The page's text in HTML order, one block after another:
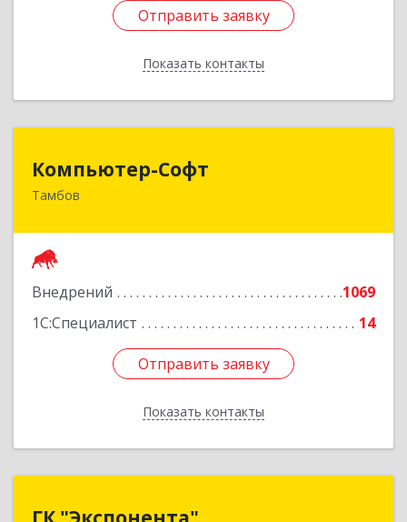
Отправить заявку
Показать контакты
Отправить заявку
Назад
Компьютер-Софт
Тамбов
Внедрений
1069
1С:Специалист
14
Отправить заявку
Показать контакты
392000, Тамбовская обл, Тамбов г, Советская
Отправить заявку
Назад